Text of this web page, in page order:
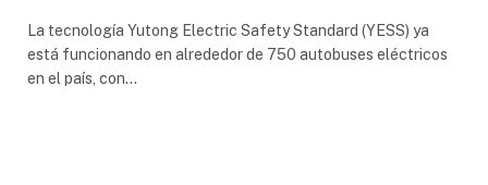
La tecnología Yutong Electric Safety Standard (YESS) ya
está funcionando en alrededor de 750 autobuses eléctricos
en el país, con…